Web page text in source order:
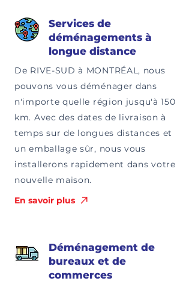
Services de
déménagements à
longue distance
De RIVE-SUD à MONTRÉAL, nous
pouvons vous déménager dans
n'importe quelle région jusqu'à 150
km. Avec des dates de livraison à
temps sur de longues distances et
un emballage sûr, nous vous
installerons rapidement dans votre
nouvelle maison.
En savoir plus
Déménagement de
bureaux et de
commerces